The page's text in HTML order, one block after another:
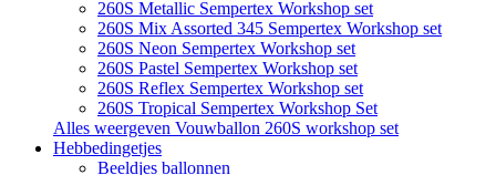
260S Metallic Sempertex Workshop set
260S Mix Assorted 345 Sempertex Workshop set
260S Neon Sempertex Workshop set
260S Pastel Sempertex Workshop set
260S Reflex Sempertex Workshop set
260S Tropical Sempertex Workshop Set
Alles weergeven Vouwballon 260S workshop set
Hebbedingetjes
Beeldjes ballonnen